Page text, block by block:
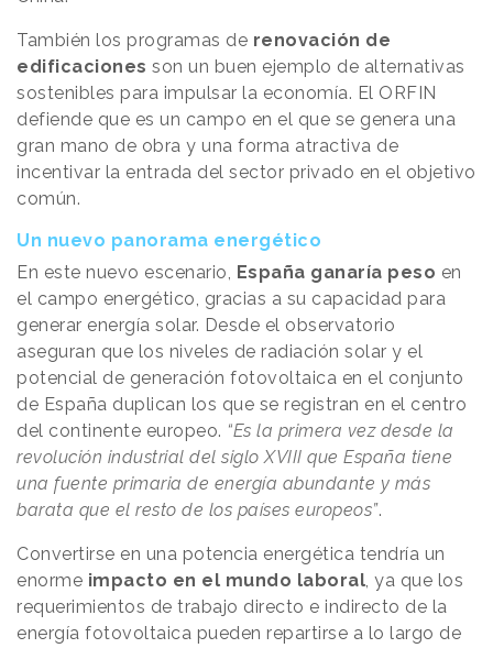
También los programas de renovación de
edificaciones son un buen ejemplo de alternativas
sostenibles para impulsar la economía. El ORFIN
defiende que es un campo en el que se genera una
gran mano de obra y una forma atractiva de
incentivar la entrada del sector privado en el objetivo
común.
Un nuevo panorama energético
En este nuevo escenario, España ganaría peso en
el campo energético, gracias a su capacidad para
generar energía solar. Desde el observatorio
aseguran que los niveles de radiación solar y el
potencial de generación fotovoltaica en el conjunto
de España duplican los que se registran en el centro
del continente europeo. “Es la primera vez desde la
revolución industrial del siglo XVIII que España tiene
una fuente primaria de energía abundante y más
barata que el resto de los países europeos”.
Convertirse en una potencia energética tendría un
enorme impacto en el mundo laboral, ya que los
requerimientos de trabajo directo e indirecto de la
energía fotovoltaica pueden repartirse a lo largo de